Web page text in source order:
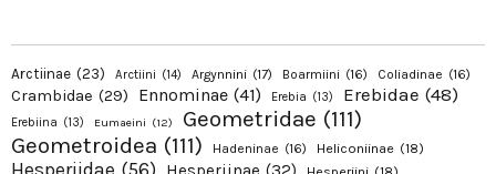
Arctiinae (23) Arctiini (14) Argynnini (17) Boarmiini (16) Coliadinae (16)
Crambidae (29) Ennominae (41) Erebia (13) Erebidae (48)
Erebiina (13) Eumaeini (12) Geometridae (111)
Geometroidea (111) Hadeninae (16) Heliconiinae (18)